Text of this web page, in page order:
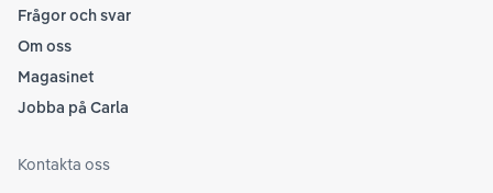
Frågor och svar
Om oss
Magasinet
Jobba på Carla
Kontakta oss